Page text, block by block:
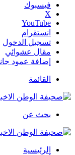
فيسبوك
‫X
‫YouTube
انستقرام
تسجيل الدخول
مقال عشوائي
إضافة عمود
القائمة
بحث عن
الرئيسية